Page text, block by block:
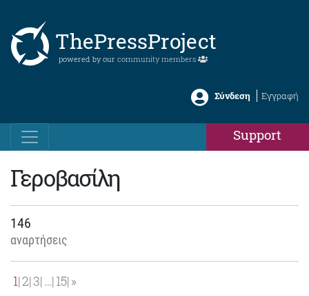
ThePressProject
powered by our community members
Σύνδεση Εγγραφή
Support
Γεροβασίλη
146
αναρτήσεις
1 2 3 … 15 »